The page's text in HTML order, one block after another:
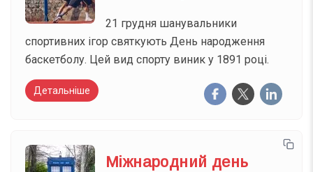
21 грудня шанувальники
спортивних ігор святкують День народження
баскетболу. Цей вид спорту виник у 1891 році.
Детальніше
Міжнародний день